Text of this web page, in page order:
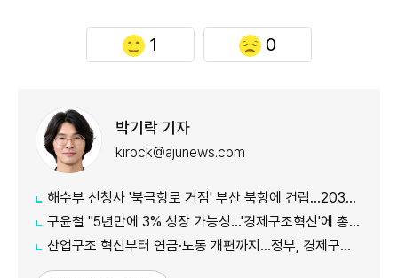
1 0
박기락 기자
kirock@ajunews.com
해수부 신청사 '북극항로 거점' 부산 북항에 건립…2030년 완공
구윤철 "5년만에 3% 성장 가능성…'경제구조혁신'에 총력"
산업구조 혁신부터 연금·노동 개편까지…정부, 경제구조 개편 착수